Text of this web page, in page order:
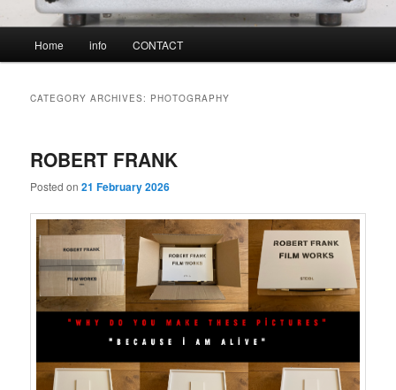
Home info CONTACT
CATEGORY ARCHIVES: PHOTOGRAPHY
ROBERT FRANK
Posted on21 February 2026